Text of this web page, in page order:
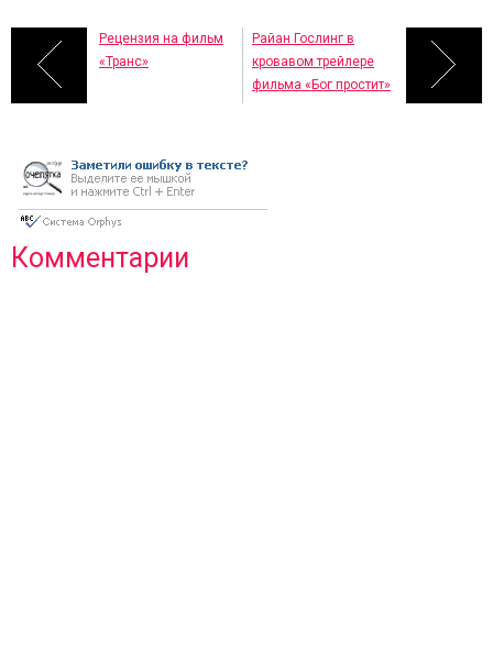
Рецензия на фильм
«Транс»
Райан Гослинг в
кровавом трейлере
фильма «Бог простит»
Комментарии